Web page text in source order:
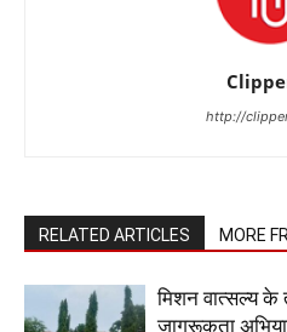
http://
RELATED ARTICLES MORE
मिशन वात्सल्य के
जागरूकता